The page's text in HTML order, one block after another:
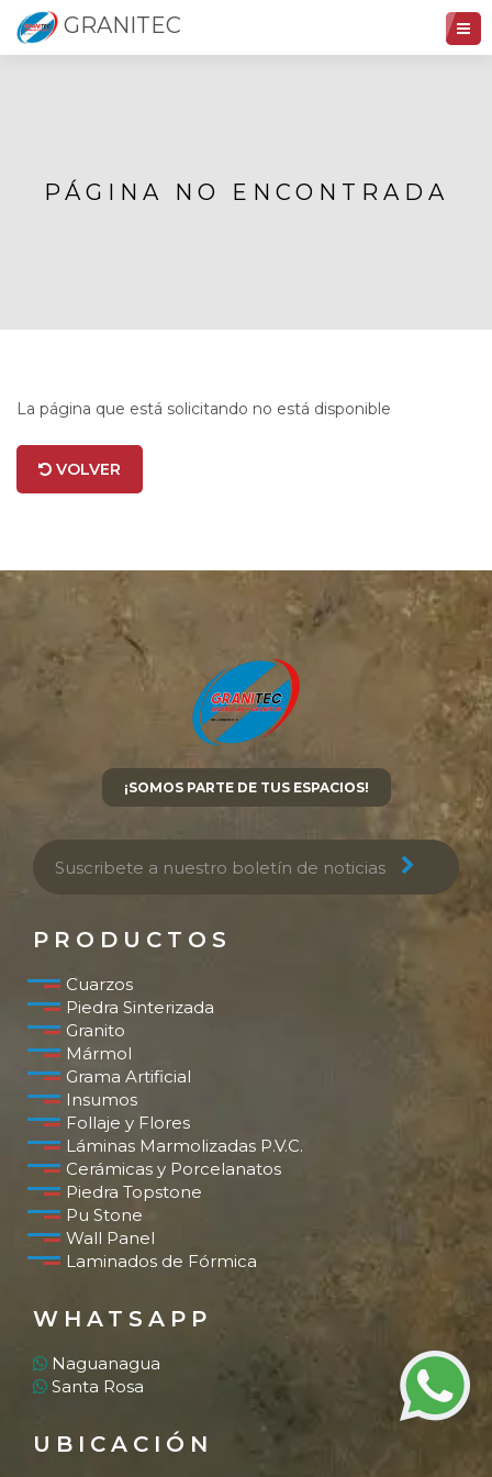
GRANITEC
PÁGINA NO ENCONTRADA
La página que está solicitando no está disponible
VOLVER
¡SOMOS PARTE DE TUS ESPACIOS!
PRODUCTOS
Cuarzos
Piedra Sinterizada
Granito
Mármol
Grama Artificial
Insumos
Follaje y Flores
Láminas Marmolizadas P.V.C.
Cerámicas y Porcelanatos
Piedra Topstone
Pu Stone
Wall Panel
Laminados de Fórmica
WHATSAPP
Naguanagua
Santa Rosa
UBICACIÓN